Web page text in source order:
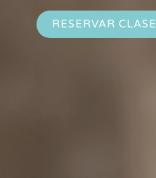
RESERVAR CLASE